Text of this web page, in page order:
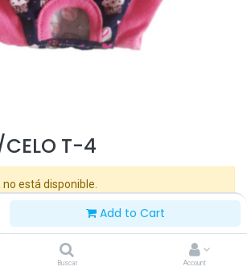
Add to Cart
Buscar Account
T-4
está disponible.